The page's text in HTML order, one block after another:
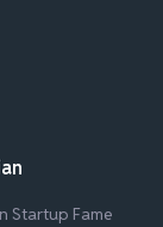
Startup Fame